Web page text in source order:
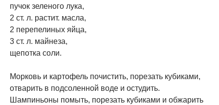
пучок зеленого лука,
2 ст. л. растит. масла,
2 перепелиных яйца,
3 ст. л. майнеза,
щепотка соли.
Морковь и картофель почистить, порезать кубиками,
отварить в подсоленной воде и остудить.
Шампиньоны помыть, порезать кубиками и обжарить